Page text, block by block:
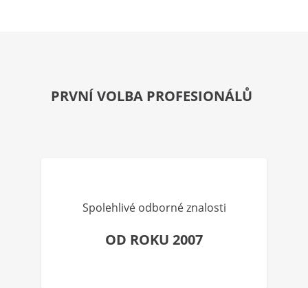
PRVNÍ VOLBA PROFESIONÁLŮ
Spolehlivé odborné znalosti
OD ROKU 2007